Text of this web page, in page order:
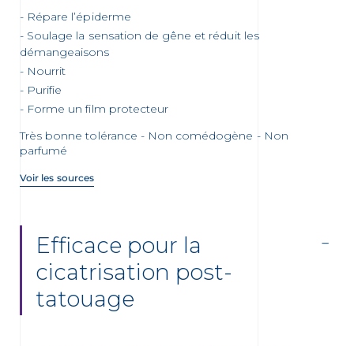
Répare l’épiderme
Soulage la sensation de gêne et réduit les
démangeaisons
Nourrit
Purifie
Forme un film protecteur
Très bonne tolérance - Non comédogène - Non
parfumé
Voir les sources
Efficace pour la
cicatrisation post-
tatouage